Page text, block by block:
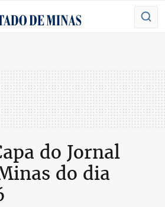
do Jornal
do dia